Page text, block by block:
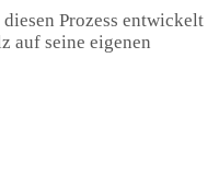
Prozess entwickelt
auf seine eigenen